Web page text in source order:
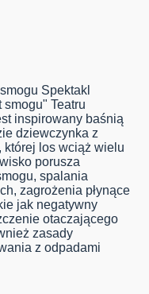
Spektakl
Teatru
inspirowany baśnią
dziewczynka z
której los wciąż wielu
porusza
spalania
zagrożenia płynące
jak negatywny
otaczającego
zasady
z odpadami